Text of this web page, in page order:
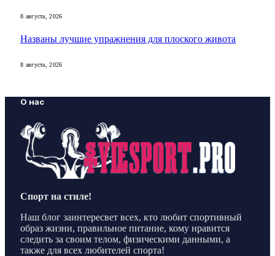
8 августа, 2026
Названы лучшие упражнения для плоского живота
8 августа, 2026
О нас
Спорт на стиле!
Наш блог заинтересвет всех, кто любит спортивный
образ жизни, правильное питание, кому нравится
следить за своим телом, физическими данными, а
также для всех любителей спорта!